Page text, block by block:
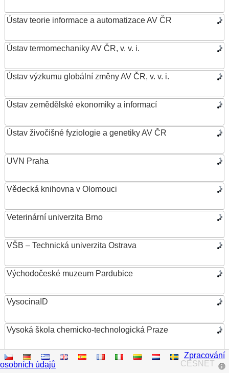
Ústav teorie informace a automatizace AV ČR
Ústav termomechaniky AV ČR, v. v. i.
Ústav výzkumu globální změny AV ČR, v. v. i.
Ústav zemědělské ekonomiky a informací
Ústav živočišné fyziologie a genetiky AV ČR
UVN Praha
Vědecká knihovna v Olomouci
Veterinární univerzita Brno
VŠB – Technická univerzita Ostrava
Východočeské muzeum Pardubice
VysocinaID
Vysoká škola chemicko-technologická Praze
Vysoká škola ekonomická v Praze
CESNET
Zpracování
osobních údajů